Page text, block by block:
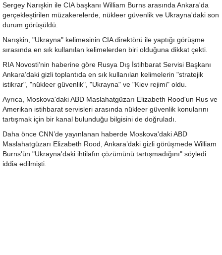
Sergey Narışkin ile CIA başkanı William Burns arasında Ankara'da
gerçekleştirilen müzakerelerde, nükleer güvenlik ve Ukrayna'daki son
durum görüşüldü.
Narışkin, "Ukrayna" kelimesinin CIA direktörü ile yaptığı görüşme
sırasında en sık kullanılan kelimelerden biri olduğuna dikkat çekti.
RIA Novosti’nin haberine göre Rusya Dış İstihbarat Servisi Başkanı
Ankara’daki gizli toplantıda en sık kullanılan kelimelerin "stratejik
istikrar", "nükleer güvenlik", "Ukrayna" ve "Kiev rejimi" oldu.
Ayrıca, Moskova'daki ABD Maslahatgüzarı Elizabeth Rood'un Rus ve
Amerikan istihbarat servisleri arasında nükleer güvenlik konularını
tartışmak için bir kanal bulunduğu bilgisini de doğruladı.
Daha önce CNN’de yayınlanan haberde Moskova'daki ABD
Maslahatgüzarı Elizabeth Rood, Ankara’daki gizli görüşmede William
Burns'ün "Ukrayna'daki ihtilafın çözümünü tartışmadığını" söyledi
iddia edilmişti.